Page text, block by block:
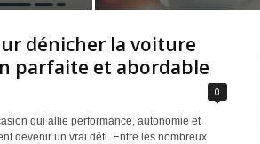
dénicher la voiture
parfaite et abordable
0
qui allie performance, autonomie et
devenir un vrai défi. Entre les nombreux